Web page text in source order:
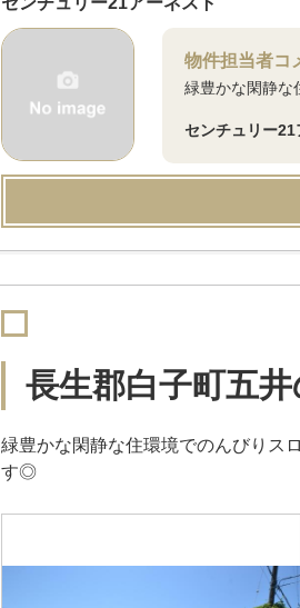
物件担当者コ
緑豊かな閑静な
センチュリー
長生郡白子町五
緑豊かな閑静な住環境でのんびりス
す◎